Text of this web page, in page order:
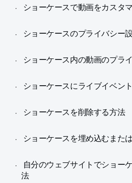
ショーケースで動画をカスタ
ショーケースのプライバシー
ショーケース内の動画のプラ
ショーケースにライブイベン
ショーケースを削除する方法
ショーケースを埋め込むまた
自分のウェブサイトでショー
法